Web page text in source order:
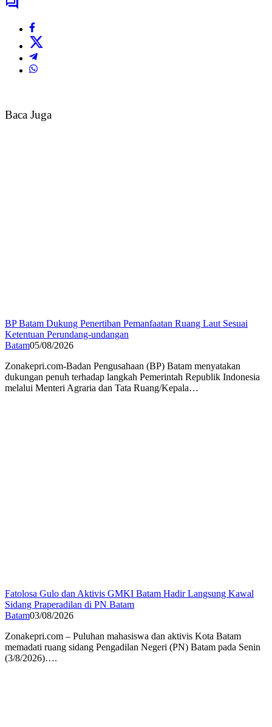
Baca Juga
BP Batam Dukung Penertiban Pemanfaatan Ruang Laut Sesuai
Ketentuan Perundang-undangan
Batam05/08/2026
Zonakepri.com-Badan Pengusahaan (BP) Batam menyatakan
dukungan penuh terhadap langkah Pemerintah Republik Indonesia
melalui Menteri Agraria dan Tata Ruang/Kepala…
Fatolosa Gulo dan Aktivis GMKI Batam Hadir Langsung Kawal
Sidang Praperadilan di PN Batam
Batam03/08/2026
Zonakepri.com – Puluhan mahasiswa dan aktivis Kota Batam
memadati ruang sidang Pengadilan Negeri (PN) Batam pada Senin
(3/8/2026)….